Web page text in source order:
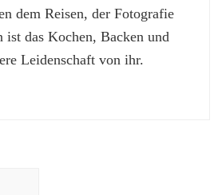
dem Reisen, der Fotografie
ist das Kochen, Backen und
Leidenschaft von ihr.